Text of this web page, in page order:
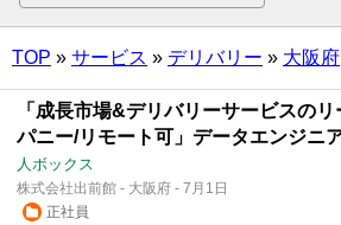
TOP » サービス » デリバリー » 大阪府
「成長市場&デリバリーサービスの
パニー/リモート可」データエンジニ
人ボックス
株式会社出前館 - 大阪府 - 7月1日
正社員